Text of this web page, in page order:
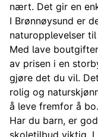
nært. Det gir en
I Brønnøysund er
naturopplevelser
Med lave
av prisen i en
gjøre det du vil.
rolig og
å leve fremfor å bo.
Har du barn, er